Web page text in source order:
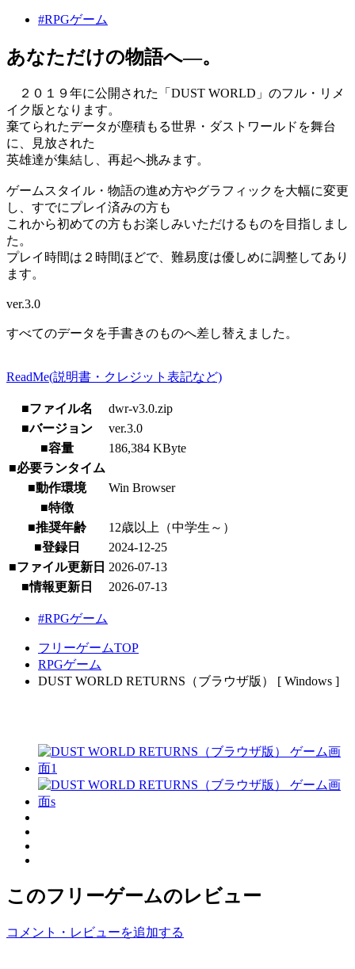
#RPGゲーム
あなただけの物語へ―。
２０１９年に公開された「DUST WORLD」のフル・リメ
イク版となります。
棄てられたデータが塵積もる世界・ダストワールドを舞台
に、見放された
英雄達が集結し、再起へ挑みます。
ゲームスタイル・物語の進め方やグラフィックを大幅に変更
し、すでにプレイ済みの方も
これから初めての方もお楽しみいただけるものを目指しまし
た。
プレイ時間は２時間ほどで、難易度は優しめに調整してあり
ます。
ver.3.0
すべてのデータを手書きのものへ差し替えました。
ReadMe(説明書・クレジット表記など)
■ファイル名
dwr-v3.0.zip
■バージョン
ver.3.0
■容量
186,384 KByte
■必要ランタイム
■動作環境
Win Browser
■特徴
■推奨年齢
12歳以上（中学生～）
■登録日
2024-12-25
■ファイル更新日 2026-07-13
■情報更新日
2026-07-13
#RPGゲーム
フリーゲームTOP
RPGゲーム
DUST WORLD RETURNS（ブラウザ版） [ Windows ]
このフリーゲームのレビュー
コメント・レビューを追加する